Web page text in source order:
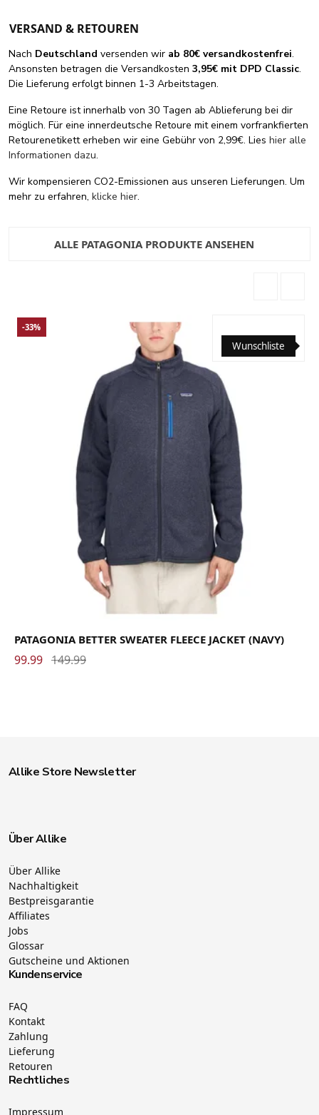
VERSAND & RETOUREN
Nach Deutschland versenden wir ab 80€ versandkostenfrei.
Ansonsten betragen die Versandkosten 3,95€ mit DPD Classic.
Die Lieferung erfolgt binnen 1-3 Arbeitstagen.
Eine Retoure ist innerhalb von 30 Tagen ab Ablieferung bei dir
möglich. Für eine innerdeutsche Retoure mit einem vorfrankfierten
Retourenetikett erheben wir eine Gebühr von 2,99€. Lies hier alle
Informationen dazu.
Wir kompensieren CO2-Emissionen aus unseren Lieferungen. Um
mehr zu erfahren, klicke hier.
ALLE PATAGONIA PRODUKTE ANSEHEN
Wunschliste
-33%
PATAGONIA BETTER SWEATER FLEECE JACKET (NAVY)
99.99 149.99
Allike Store Newsletter
Über Allike
Über Allike
Nachhaltigkeit
Bestpreisgarantie
Affiliates
Jobs
Glossar
Gutscheine und Aktionen
Kundenservice
FAQ
Kontakt
Zahlung
Lieferung
Retouren
Rechtliches
Impressum